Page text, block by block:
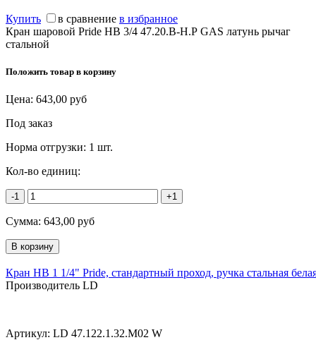
Купить в сравнение в избранное
Кран шаровой Pride НВ 3/4 47.20.В-Н.Р GAS латунь рычаг
стальной
Положить товар в корзину
Цена: 643,00 руб
Под заказ
Норма отгрузки: 1 шт.
Кол-во единиц:
-1 +1
Сумма: 643,00 руб
Кран НВ 1 1/4" Pride, стандартный проход, ручка стальная
Производитель LD
Артикул: LD 47.122.1.32.M02 W